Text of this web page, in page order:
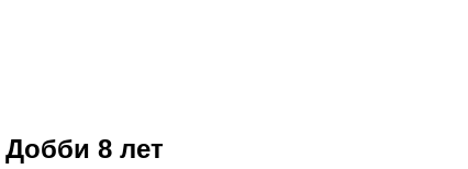
Добби 8 лет